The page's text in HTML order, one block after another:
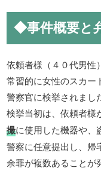
◆事件概要と
依頼者様（４０代男性
常習的に女性のスカー
警察官に検挙されまし
検挙当初は、依頼者様
撮に使用した機器や、
警察に任意提出し、帰
余罪が複数あることが